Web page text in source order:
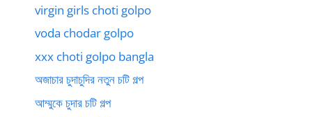
virgin girls choti golpo
voda chodar golpo
xxx choti golpo bangla
অজাচার চুদাচুদির নতুন চটি গল্প
আম্মুকে চুদার চটি গল্প